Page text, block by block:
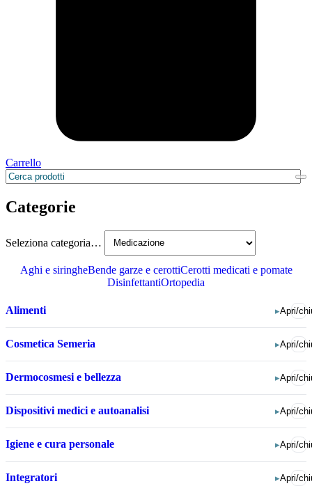
Carrello
Categorie
Seleziona categoria…
Aghi e siringheBende garze e cerottiCerotti medicati e pomate
DisinfettantiOrtopedia
Alimenti ▸Apri/
Cosmetica Semeria ▸Apri/
Dermocosmesi e bellezza ▸Apri/
Dispositivi medici e autoanalisi ▸Apri/
Igiene e cura personale ▸Apri/
Integratori ▸Apri/